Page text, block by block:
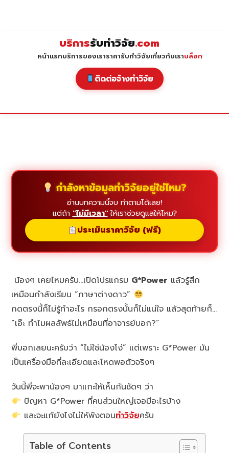
บริการรับทำวิจัย.com
หน้าแรกบริการของเราราคารับทำวิจัยเกี่ยวกับเราบล็อก
ติดต่อจ้างทำวิจัย
กำลังหาข้อมูลทำวิจัยอยู่ใช่ไหม?
อ่านบทความนี้จบ ทำตามได้เลย!
แต่ถ้า "ไม่มีเวลา"ให้เราช่วยดูแลให้ไหม?
ประเมินราคาวิจัย (ฟรี)
น้องๆ เคยไหมครับ…เปิดโปรแกรม G*Power แล้วรู้สึก
เหมือนกำลังเรียน “ภาษาต่างดาว”
กดตรงนี้ก็ไม่รู้ทำอะไร กรอกตรงนั้นก็ไม่แน่ใจ แล้วสุดท้ายก็…
“เอ๊ะ ทำไมผลลัพธ์ไม่เหมือนที่อาจารย์บอก?”
พี่บอกเลยนะครับว่า “ไม่ใช่น้องโง่” แต่เพราะ G*Power มัน
เป็นเครื่องมือที่ละเอียดและโหดพอตัวจริงๆ
วันนี้พี่จะพาน้องๆ มาแกะให้เห็นกันชัดๆ ว่า
ปัญหา G*Power ที่คนส่วนใหญ่เจอมีอะไรบ้าง
และจะแก้ยังไงไม่ให้พังตอนทำวิจัยครับ
Table of Contents